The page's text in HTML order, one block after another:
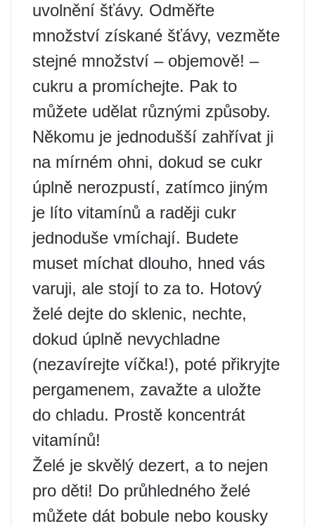
uvolnění šťávy. Odměřte
množství získané šťávy, vezměte
stejné množství – objemově! –
cukru a promíchejte. Pak to
můžete udělat různými způsoby.
Někomu je jednodušší zahřívat ji
na mírném ohni, dokud se cukr
úplně nerozpustí, zatímco jiným
je líto vitamínů a raději cukr
jednoduše vmíchají. Budete
muset míchat dlouho, hned vás
varuji, ale stojí to za to. Hotový
želé dejte do sklenic, nechte,
dokud úplně nevychladne
(nezavírejte víčka!), poté přikryjte
pergamenem, zavažte a uložte
do chladu. Prostě koncentrát
vitamínů!
Želé je skvělý dezert, a to nejen
pro děti! Do průhledného želé
můžete dát bobule nebo kousky